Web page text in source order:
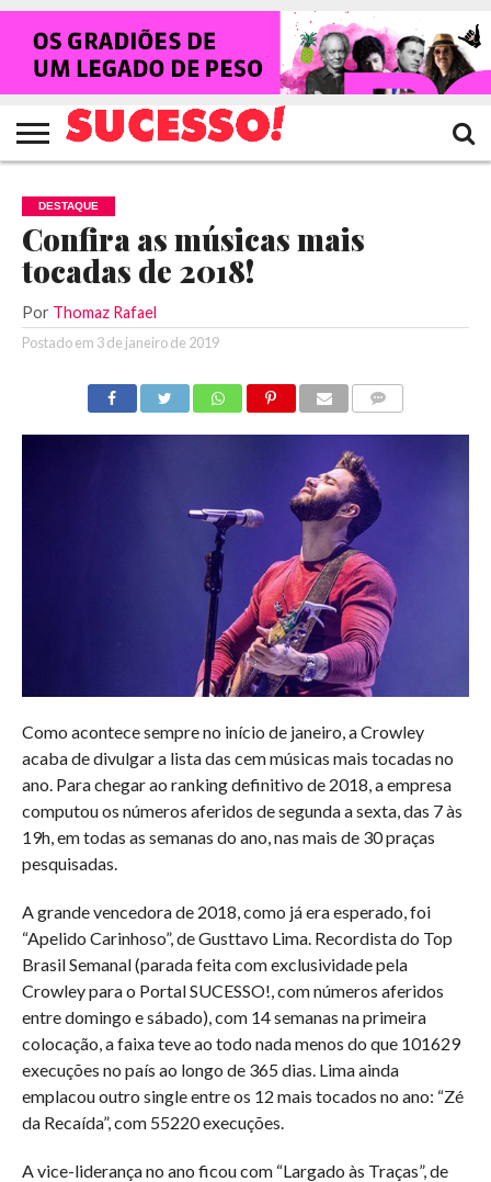
HOME
NOTÍCIAS
SHOWS
ENTREVISTAS
CLIQUES
RANKING
CROWLEY
TV
SUCESSO!
REVISTA
SUCESSO!
DESTAQUE
Confira as músicas mais
tocadas de 2018!
Por Thomaz Rafael
Postado em 3 de janeiro de 2019
Como acontece sempre no início de janeiro, a Crowley
acaba de divulgar a lista das cem músicas mais tocadas no
ano. Para chegar ao ranking definitivo de 2018, a empresa
computou os números aferidos de segunda a sexta, das 7 às
19h, em todas as semanas do ano, nas mais de 30 praças
pesquisadas.
A grande vencedora de 2018, como já era esperado, foi
“Apelido Carinhoso”, de Gusttavo Lima. Recordista do Top
Brasil Semanal (parada feita com exclusividade pela
Crowley para o Portal SUCESSO!, com números aferidos
entre domingo e sábado), com 14 semanas na primeira
colocação, a faixa teve ao todo nada menos do que 101629
execuções no país ao longo de 365 dias. Lima ainda
emplacou outro single entre os 12 mais tocados no ano: “Zé
da Recaída”, com 55220 execuções.
A vice-liderança no ano ficou com “Largado às Traças”, de